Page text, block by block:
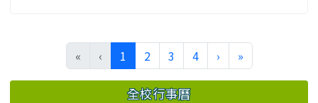
« ‹ 1 (current)
2 3 4 › »
全校行事曆